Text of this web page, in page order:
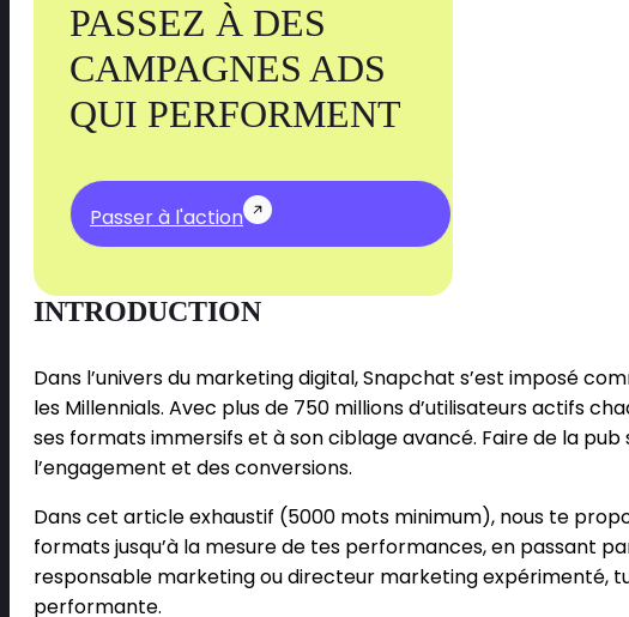
PASSEZ À DES
CAMPAGNES ADS
QUI PERFORMENT
Passer à l'action
INTRODUCTION
Dans l’univers du marketing digital, Snapchat s’est imposé
les Millennials. Avec plus de 750 millions d’utilisateurs actifs
ses formats immersifs et à son ciblage avancé. Faire de la
l’engagement et des conversions.
Dans cet article exhaustif (5000 mots minimum), nous te
formats jusqu’à la mesure de tes performances, en passant
responsable marketing ou directeur marketing expérimenté,
performante.